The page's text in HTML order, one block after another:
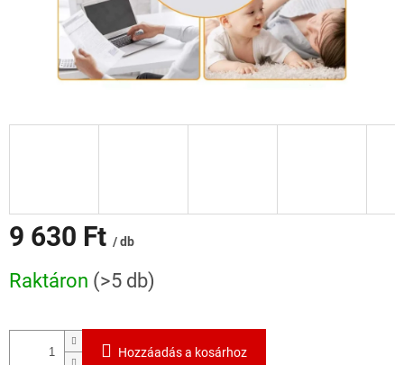
9 630 Ft / db
Raktáron (>5 db)
Hozzáadás a kosárhoz